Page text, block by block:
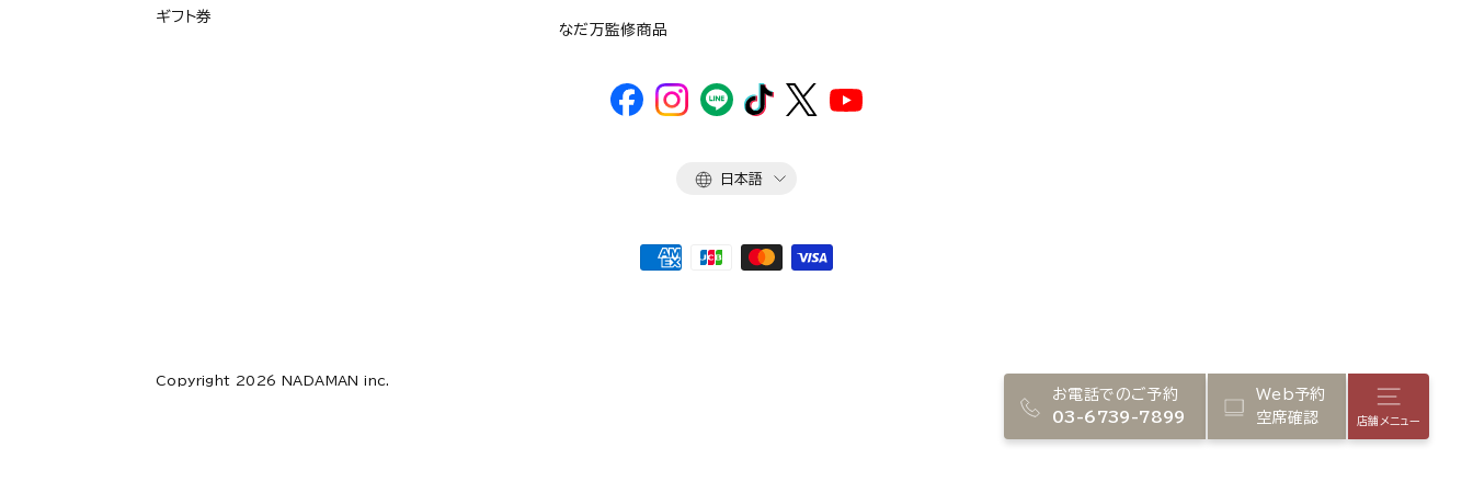
お電話でのご予約
03-6739-7899
Web予約
空席確認
店舗メニュー
ギフト券
なだ万監修商品
言
日本語
Copyright 2026 NADAMAN inc.